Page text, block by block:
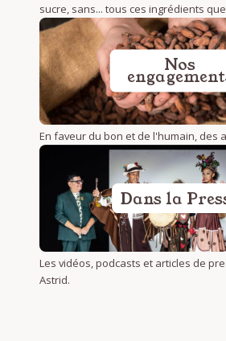
sucre, sans... tous ces ingrédients
Nos
En faveur du bon et de l'humain, des
Dans la
Les vidéos, podcasts et articles de
Astrid.